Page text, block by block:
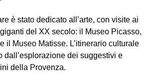
è stato dedicato all’arte, con visite ai
del XX secolo: il Museo Picasso,
il Museo Matisse. L’itinerario culturale
dall’esplorazione dei suggestivi e
della Provenza.